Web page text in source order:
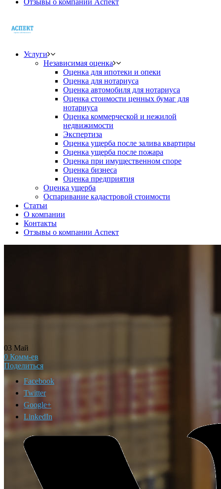
Отзывы о компании Аспект
Услуги
Независимая оценка
Оценка для ипотеки и опеки
Оценка для нотариуса
Оценка автомобиля для нотариуса
Оценка стоимости ценных бумаг для
нотариуса
Оценка коммерческой и нежилой
недвижимости
Экспертиза
Оценка ущерба после залива квартиры
Оценка ущерба после пожара
Оценка при имущественном споре
Оценка бизнеса
Оценка предприятия
Оценка ущерба
Оспаривание кадастровой стоимости
Статьи
О компании
Контакты
Отзывы о компании Аспект
03 Май
0 Комм-ев
Поделиться
Facebook
Twitter
Google+
LinkedIn